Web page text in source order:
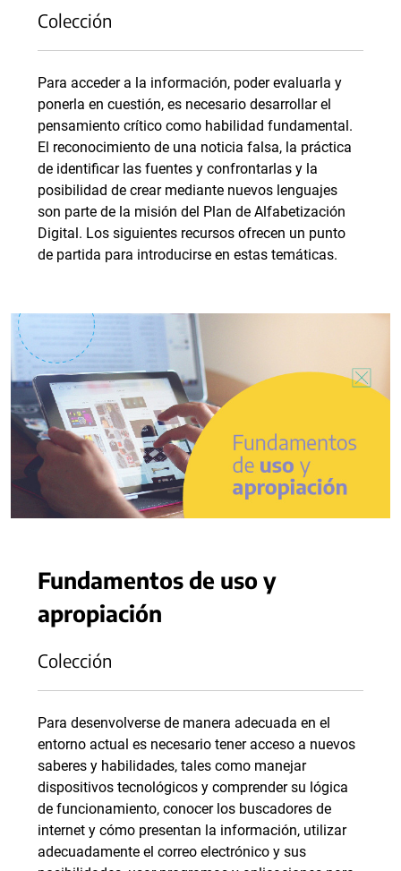
Colección
Para acceder a la información, poder evaluarla y
ponerla en cuestión, es necesario desarrollar el
pensamiento crítico como habilidad fundamental.
El reconocimiento de una noticia falsa, la práctica
de identificar las fuentes y confrontarlas y la
posibilidad de crear mediante nuevos lenguajes
son parte de la misión del Plan de Alfabetización
Digital. Los siguientes recursos ofrecen un punto
de partida para introducirse en estas temáticas.
Fundamentos de uso y
apropiación
Colección
Para desenvolverse de manera adecuada en el
entorno actual es necesario tener acceso a nuevos
saberes y habilidades, tales como manejar
dispositivos tecnológicos y comprender su lógica
de funcionamiento, conocer los buscadores de
internet y cómo presentan la información, utilizar
adecuadamente el correo electrónico y sus